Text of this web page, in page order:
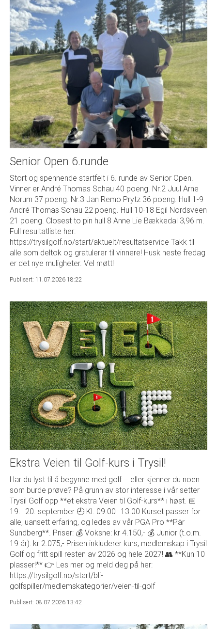
Senior Open 6.runde
Stort og spennende startfelt i 6. runde av Senior Open.
Vinner er André Thomas Schau 40 poeng. Nr.2 Juul Arne
Norum 37 poeng. Nr.3 Jan Remo Prytz 36 poeng. Hull 1-9
André Thomas Schau 22 poeng. Hull 10-18 Egil Nordsveen
21 poeng. Closest to pin hull 8 Anne Lie Bækkedal 3,96 m.
Full resultatliste her:
https://trysilgolf.no/start/aktuelt/resultatservice Takk til
alle som deltok og gratulerer til vinnere! Husk neste fredag
er det nye muligheter. Vel møtt!
Publisert: 11.07.2026 18:22
Ekstra Veien til Golf-kurs i Trysil!
Har du lyst til å begynne med golf – eller kjenner du noen
som burde prøve? På grunn av stor interesse i vår setter
Trysil Golf opp **et ekstra Veien til Golf-kurs** i høst. 📅
19.–20. september 🕘 Kl. 09.00–13.00 Kurset passer for
alle, uansett erfaring, og ledes av vår PGA Pro **Pär
Sundberg**. Priser: 💰 Voksne: kr 4.150,- 💰 Junior (t.o.m.
19 år): kr 2.075,- Prisen inkluderer kurs, medlemskap i Trysil
Golf og fritt spill resten av 2026 og hele 2027! 👥 **Kun 10
plasser!** 👉 Les mer og meld deg på her:
https://trysilgolf.no/start/bli-
golfspiller/medlemskategorier/veien-til-golf
Publisert: 08.07.2026 13:42